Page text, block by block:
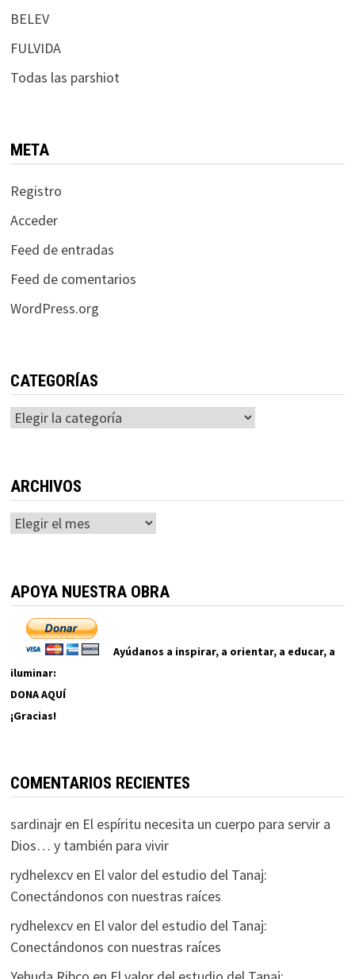
BELEV
FULVIDA
Todas las parshiot
META
Registro
Acceder
Feed de entradas
Feed de comentarios
WordPress.org
CATEGORÍAS
Categorías
ARCHIVOS
Archivos
APOYA NUESTRA OBRA
Ayúdanos a inspirar, a orientar, a educar, a
iluminar:
DONA AQUÍ
¡Gracias!
COMENTARIOS RECIENTES
sardinajren El espíritu necesita un cuerpo para servir a
Dios… y también para vivir
rydhelexcven El valor del estudio del Tanaj:
Conectándonos con nuestras raíces
rydhelexcven El valor del estudio del Tanaj:
Conectándonos con nuestras raíces